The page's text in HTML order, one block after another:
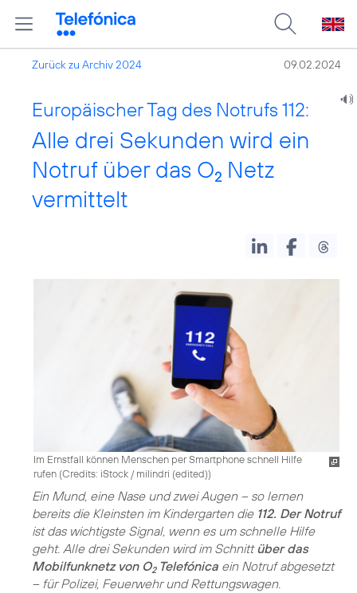
Zurück zu Archiv 2024 09.02.2024
Europäischer Tag des Notrufs 112:
Alle drei Sekunden wird ein
Notruf über das O2 Netz
vermittelt
Im Ernstfall können Menschen per Smartphone schnell Hilfe
rufen (Credits: iStock / milindri (edited))
Ein Mund, eine Nase und zwei Augen – so lernen
bereits die Kleinsten im Kindergarten die 112. Der Notruf
ist das wichtigste Signal, wenn es um schnelle Hilfe
geht. Alle drei Sekunden wird im Schnittüber das
Mobilfunknetz von O2Telefónica ein Notruf abgesetzt
– für Polizei, Feuerwehr und Rettungswagen.